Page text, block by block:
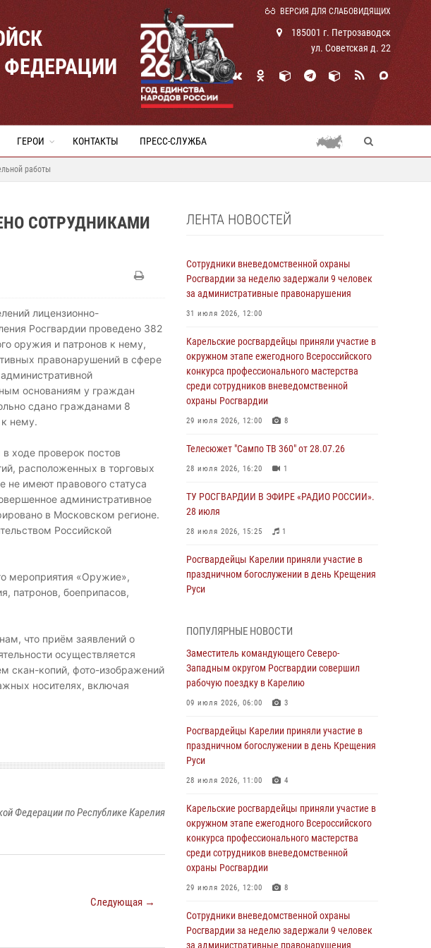
ВЕРСИЯ ДЛЯ СЛАБОВИДЯЩИХ
185001 г. Петрозаводск
ул. Советская д. 22
ГЕРОИ КОНТАКТЫ ПРЕСС-СЛУЖБА
работы
СОТРУДНИКАМИ
лицензионно-
Росгвардии проведено 382
оружия и патронов к нему,
правонарушений в сфере
основаниям у граждан
сдано гражданами 8
нему.
ходе проверок постов
расположенных в торговых
не имеют правового статуса
административное
в Московском регионе.
Российской
мероприятия «Оружие»,
патронов, боеприпасов,
что приём заявлений о
осуществляется
скан-копий, фото-изображений
носителях, включая
Федерации по Республике Карелия
Следующая →
ЛЕНТА НОВОСТЕЙ
Сотрудники вневедомственной охраны
Росгвардии за неделю задержали 9 человек
за административные правонарушения
31 июля 2026, 12:00
Карельские росгвардейцы приняли участие в
окружном этапе ежегодного Всероссийского
конкурса профессионального мастерства
среди сотрудников вневедомственной
охраны Росгвардии
29 июля 2026, 12:00 8
Телесюжет "Сампо ТВ 360" от 28.07.26
28 июля 2026, 16:20 1
ТУ РОСГВАРДИИ В ЭФИРЕ «РАДИО РОССИИ».
28 июля
28 июля 2026, 15:25 1
Росгвардейцы Карелии приняли участие в
праздничном богослужении в день Крещения
Руси
Карельские призывники приняли присягу в
Центре подготовки личного состава
Росгвардии
28 июля 2026, 07:00 4
огнестрельного оружия у граждан проведено
представителями Росгвардии
28 июля 2026, 06:00
Росгвардии за неделю более 320 раз
выезжали на тревожные вызовы
27 июля 2026, 09:00
Заместитель командующего Северо-
Западным округом Росгвардии совершил
09 июля 2026, 06:00 3
ПОПУЛЯРНЫЕ НОВОСТИ
Заместитель командующего Северо-
Западным округом Росгвардии совершил
рабочую поездку в Карелию
09 июля 2026, 06:00 3
Росгвардейцы Карелии приняли участие в
праздничном богослужении в день Крещения
Руси
28 июля 2026, 11:00 4
Карельские росгвардейцы приняли участие в
окружном этапе ежегодного Всероссийского
конкурса профессионального мастерства
среди сотрудников вневедомственной
охраны Росгвардии
29 июля 2026, 12:00 8
Сотрудники вневедомственной охраны
Росгвардии за неделю задержали 9 человек
за административные правонарушения